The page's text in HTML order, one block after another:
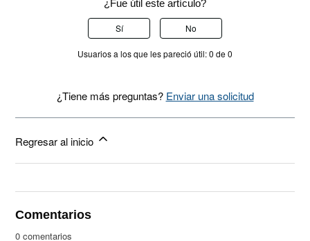
¿Fue útil este artículo?
Sí No
Usuarios a los que les pareció útil: 0 de 0
¿Tiene más preguntas? Enviar una solicitud
Regresar al inicio
Comentarios
0 comentarios